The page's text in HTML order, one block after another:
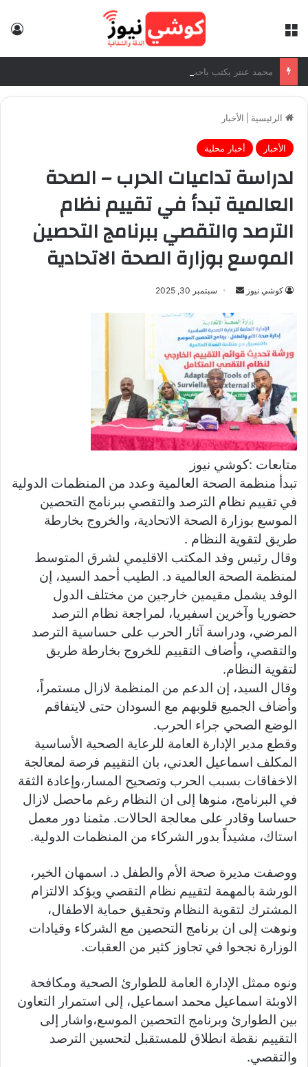
محمد عنتر يكتب باحث اقتصادي
الرئيسية الأخبار
الأخبار أخبار محلية
لدراسة تداعيات الحرب – الصحة
العالمية تبدأ في تقييم نظام
الترصد والتقصي ببرنامج التحصين
الموسع بوزارة الصحة الاتحادية
كوشي نيوز
س
ل
ب
ر
ي
د
ا
إ
ك
ت
ر
و
ن
سبتمبر 30, 2025
متابعات :كوشي نيوز
تبدأ منظمة الصحة العالمية وعدد من المنظمات الدولية
في تقييم نظام الترصد والتقصي ببرنامج التحصين
الموسع بوزارة الصحة الاتحادية، والخروج بخارطة
طريق لتقوية النظام .
وقال رئيس وفد المكتب الاقليمي لشرق المتوسط
لمنظمة الصحة العالمية د. الطيب أحمد السيد، إن
الوفد يشمل مقيمين خارجين من مختلف الدول
حضوريا وآخرين اسفيريا، لمراجعة نظام الترصد
المرضي، ودراسة آثار الحرب على حساسية الترصد
والتقصي، وأضاف التقييم للخروج بخارطة طريق
لتقوية النظام.
وقال السيد، إن الدعم من المنظمة لازال مستمراً،
وأضاف الجميع قلوبهم مع السودان حتى لايتفاقم
الوضع الصحي جراء الحرب.
وقطع مدير الإدارة العامة للرعاية الصحية الأساسية
المكلف اسماعيل العدني، بان التقييم فرصة لمعالجة
الاخفاقات بسبب الحرب وتصحيح المسار،وإعادة الثقة
في البرنامج، منوها إلى ان النظام رغم ماحصل لازال
حساسا وقادر على معالجة الحالات. مثمنا دور معمل
استاك، مشيداً بدور الشركاء من المنظمات الدولية.
ووصفت مديرة صحة الأم والطفل د. اسمهان الخير،
الورشة بالمهمة لتقييم نظام التقصي ويؤكد الالتزام
المشترك لتقوية النظام وتحقيق حماية الاطفال،
ونوهت إلى ان برنامج التحصين مع الشركاء وقيادات
الوزارة نجحوا في تجاوز كثير من العقبات.
ونوه ممثل الإدارة العامة للطوارئ الصحية ومكافحة
الاوبئة اسماعيل محمد اسماعيل، إلى استمرار التعاون
بين الطوارئ وبرنامج التحصين الموسع،واشار إلى
التقييم نقطة انطلاق للمستقبل لتحسين الترصد
والتقصي.